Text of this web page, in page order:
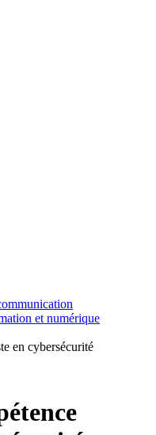
et numérique
en cybersécurité